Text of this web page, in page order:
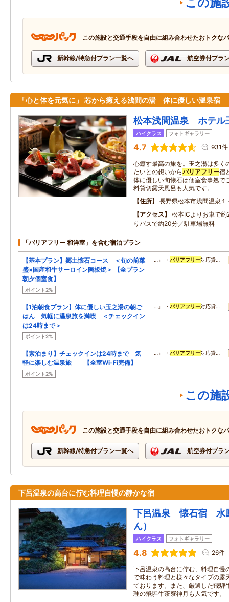
この施設と交通手段を自由に組み合わせたおトクな
新幹線/特急付プラン一覧へ 航空券付プラ
「心と体を元気に」 芯から癒える浅間の湯 体に優しい温泉宿
松本浅間温泉 ホテル
ハイクラス フォトギャラリー
4.7 931件
心癒す最高の旅を。玉之湯は多く
たいとの想いからバリアフリー宿
体に優しい旬懐石は個室食事処で
料貸切露天風呂も人気です。
住所
長野県松本市浅間温泉１
アクセス
松本ICよりお車で
りバスで約20分／駐車場無料
「バリアフリー 和洋室」を含む宿泊プラン
【基本プラン】郷土懐石コース ＜旬の前菜
盛×国産和牛サーロイン陶板焼＞ 【全プラン
朝夕個室食】
ポイント2%
…」 ・バリアフリー対応貸…
【1泊朝食プラン】体に優しい玉之湯の朝ご
はん 気軽に温泉旅を満喫 ＜チェックイン
は24時まで＞
ポイント2%
…」 ・バリアフリー対応貸…
【素泊まり】チェックインは24時まで 気
軽に楽しむ温泉旅 【全室Wi-Fi完備】
ポイント2%
…」 ・バリアフリー対応貸…
この施
この施設と交通手段を自由に組み合わせたおトクな
新幹線/特急付プラン一覧へ 航空券付プラ
下呂温泉の高台に佇む料理自慢の静かな宿
下呂温泉 懐石宿 水
ん）
ハイクラス フォトギャラリー
4.8 26件
下呂温泉の高台に佇む、料理自慢
で味わう料理と様々なタイプの露
ております。また、厳選した飛騨
理の飛騨牛茶寮神月も人気です。